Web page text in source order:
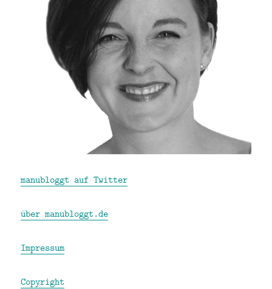
manubloggt auf Twitter
über manubloggt.de
Impressum
Copyright